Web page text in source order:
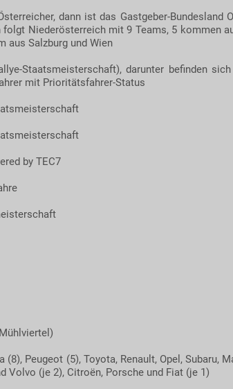
dann ist das Gastgeber-Bundesland
folgt Niederösterreich mit 9 Teams, 5 kommen
aus Salzburg und Wien
Staatsmeisterschaft), darunter befinden
mit Prioritätsfahrer-Status
by TEC7
Peugeot (5), Toyota, Renault, Opel, Subaru,
Volvo (je 2), Citroën, Porsche und Fiat (je 1)